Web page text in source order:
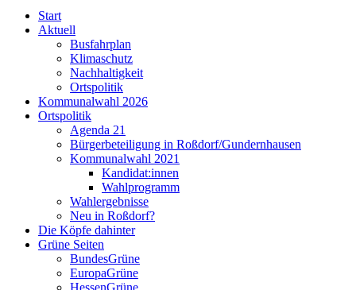
Start
Aktuell
Busfahrplan
Klimaschutz
Nachhaltigkeit
Ortspolitik
Kommunalwahl 2026
Ortspolitik
Agenda 21
Bürgerbeteiligung in Roßdorf/Gundernhausen
Kommunalwahl 2021
Kandidat:innen
Wahlprogramm
Wahlergebnisse
Neu in Roßdorf?
Die Köpfe dahinter
Grüne Seiten
BundesGrüne
EuropaGrüne
HessenGrüne